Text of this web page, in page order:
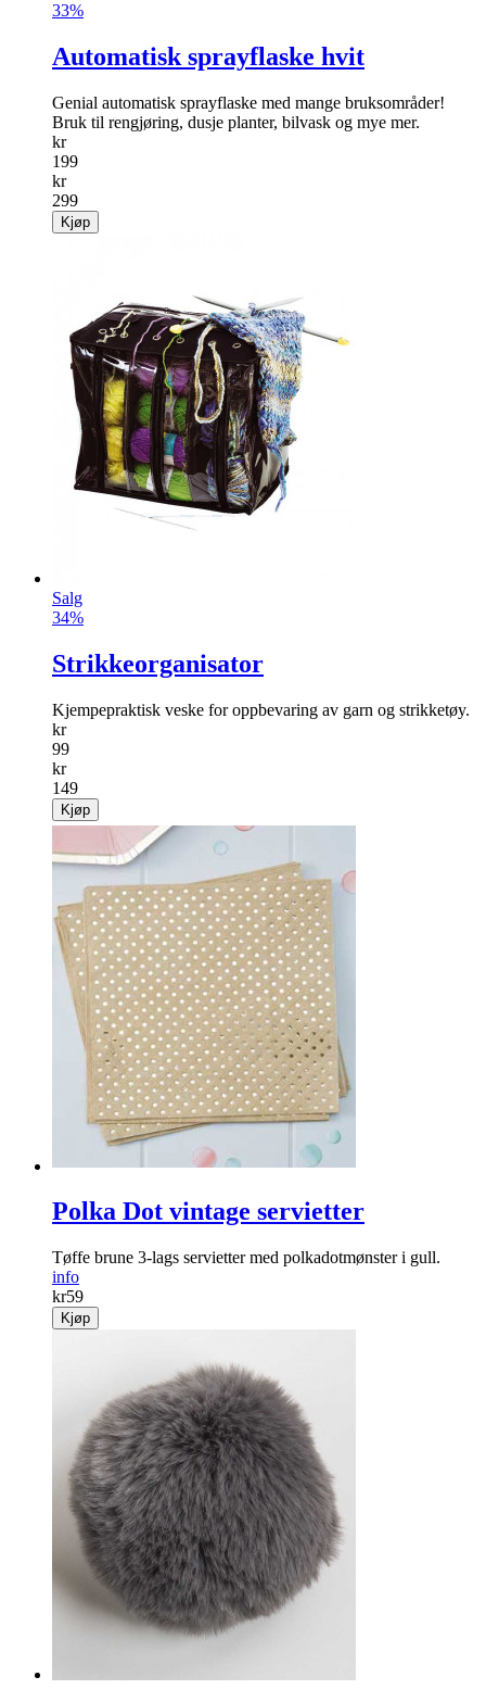
33%
Automatisk sprayflaske hvit
Genial automatisk sprayflaske med mange bruksområder!
Bruk til rengjøring, dusje planter, bilvask og mye mer.
kr
199
kr
299
Kjøp
Salg
34%
Strikkeorganisator
Kjempepraktisk veske for oppbevaring av garn og strikketøy.
kr
99
kr
149
Kjøp
Polka Dot vintage servietter
Tøffe brune 3-lags servietter med polkadotmønster i gull.
info
kr59
Kjøp